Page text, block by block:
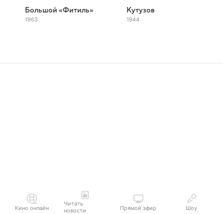
Большой «Фитиль»
1963
Кутузов
1944
Кино онлайн
Читать
новости
Прямой эфир Шоу